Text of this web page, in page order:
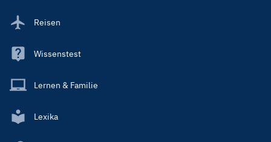
Reisen
Wissenstest
Lernen & Familie
Lexika